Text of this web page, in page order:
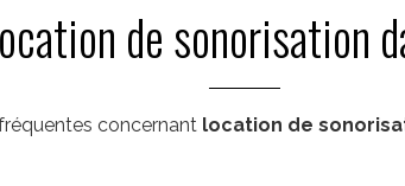
de sonorisation
concernant location de